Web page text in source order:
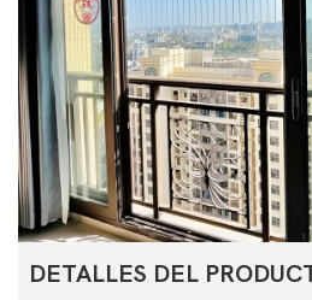
DETALLES DEL